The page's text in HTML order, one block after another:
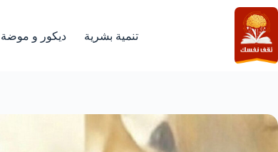
التجاوز
إلى
المحتوى
تنمية بشرية ديكور و موضة